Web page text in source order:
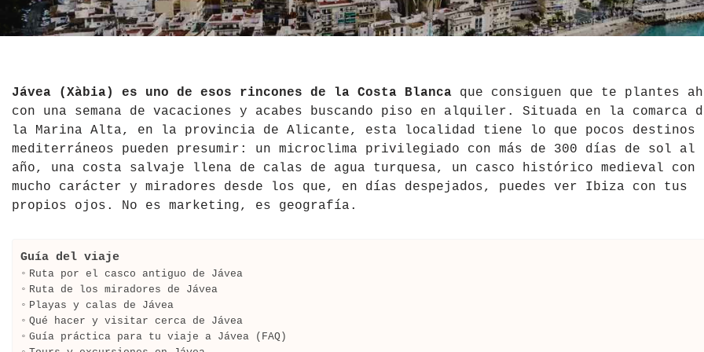
El Salvador
Hawái
México
Nicaragua
Paraguay
República Dominicana
Venezuela
Jordania
La India
Madagascar
Malasia
Maldivas
Nepal
Qatar
Tailandia
Croacia
Escocia
Eslovenia
España
Finlandia
Grecia
Hungría
Inglaterra
Jávea (Xàbia) es uno de esos rincones de la Costa Blanca que consiguen que te plantes
con una semana de vacaciones y acabes buscando piso en alquiler. Situada en la comarca
la Marina Alta, en la provincia de Alicante, esta localidad tiene lo que pocos destinos
mediterráneos pueden presumir: un microclima privilegiado con más de 300 días de sol al
año, una costa salvaje llena de calas de agua turquesa, un casco histórico medieval con
mucho carácter y miradores desde los que, en días despejados, puedes ver Ibiza con tus
propios ojos. No es marketing, es geografía.
Guía del viaje
Ruta por el casco antiguo de Jávea
Ruta de los miradores de Jávea
Playas y calas de Jávea
Qué hacer y visitar cerca de Jávea
Guía práctica para tu viaje a Jávea (FAQ)